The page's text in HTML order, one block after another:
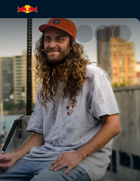
trifft Dan